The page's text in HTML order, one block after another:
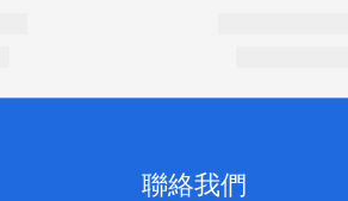
聯絡我們